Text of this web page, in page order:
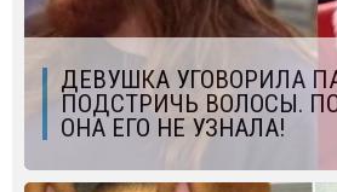
ДЕВУШКА УГОВОРИЛА
ПОДСТРИЧЬ ВОЛОСЫ.
ОНА ЕГО НЕ УЗНАЛА!